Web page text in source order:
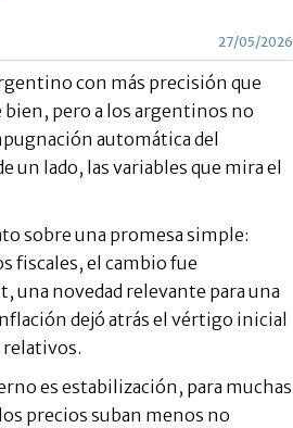
27/05/2026
con más precisión que
pero a los argentinos no
automática del
un lado, las variables que mira el
sobre una promesa simple:
fiscales, el cambio fue
una novedad relevante para una
dejó atrás el vértigo inicial
relativos.
es estabilización, para muchas
precios suban menos no